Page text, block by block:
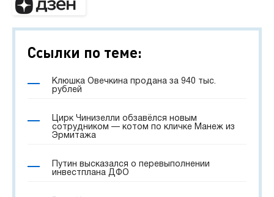
Ссылки по теме:
Клюшка Овечкина продана за 940 тыс.
рублей
Цирк Чинизелли обзавёлся новым
сотрудником — котом по кличке Манеж из
Эрмитажа
Путин высказался о перевыполнении
инвестплана ДФО